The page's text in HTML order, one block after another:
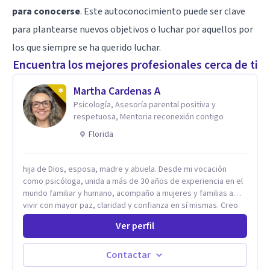
para conocerse. Este autoconocimiento puede ser clave
para plantearse nuevos objetivos o luchar por aquellos por
los que siempre se ha querido luchar.
Encuentra los mejores profesionales cerca de ti
Martha Cardenas A
Psicología, Asesoría parental positiva y
respetuosa, Mentoria reconexión contigo
Florida
hija de Dios, esposa, madre y abuela. Desde mi vocación
como psicóloga, unida a más de 30 años de experiencia en el
mundo familiar y humano, acompaño a mujeres y familias a
vivir con mayor paz, claridad y confianza en sí mismas. Creo
profundamente que la vida está hecha de etapas, y que cada
ciclo —personal, emocional, espiritual y familiar— trae
oportunidades de crecimiento. Por eso utilizo una
combinación de psicología positiva, enfoque humanista,
herramientas contemporáneas de bienestar mental y
Ver perfil
Contactar